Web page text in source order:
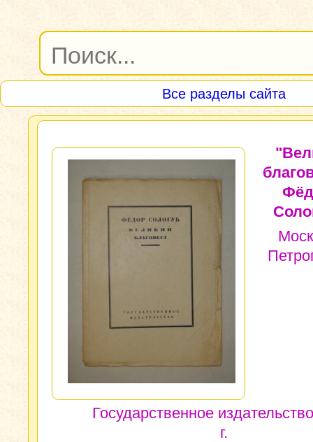
Все разделы сайта
Государственное
г.